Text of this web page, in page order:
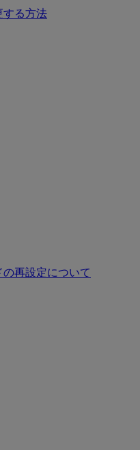
する方法
再設定について